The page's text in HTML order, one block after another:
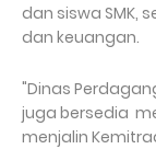
dan siswa SMK,
dan keuangan.
"Dinas
juga bersedia
menjalin